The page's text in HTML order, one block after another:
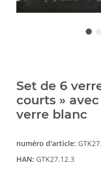
Set de 6
courts »
verre blanc
numéro d'article:
HAN: GTK27.12.3